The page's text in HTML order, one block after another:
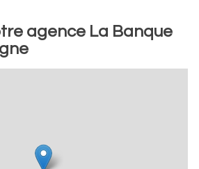
agence La Banque